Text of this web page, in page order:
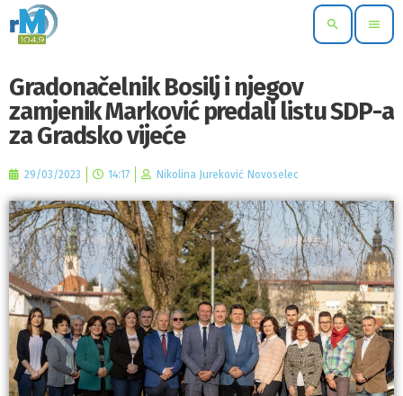
search menu
Gradonačelnik Bosilj i njegov
zamjenik Marković predali listu SDP-a
za Gradsko vijeće
29/03/2023 14:17 Nikolina Jureković Novoselec